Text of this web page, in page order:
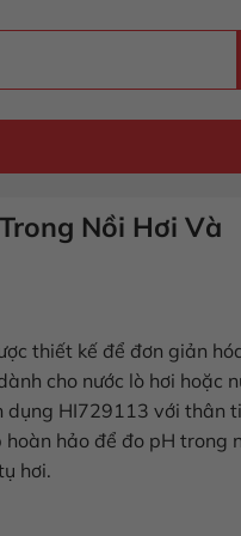
Nồi Hơi Và
thiết kế để đơn giản
cho nước lò hơi hoặc
dụng HI729113 với thân
hảo để đo pH trong
hơi.